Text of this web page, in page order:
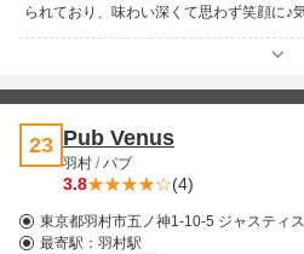
られており、味わい深くて思わず笑顔に♪
23 Pub Venus
羽村 / パブ
3.8 (4)
東京都羽村市五ノ神1-10-5 ジャスティ
最寄駅： 羽村駅